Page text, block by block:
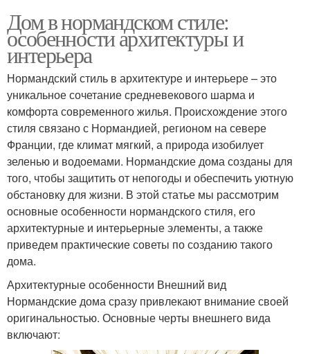
Дом в нормандском стиле:
особенности архитектуры и
интерьера
Нормандский стиль в архитектуре и интерьере – это
уникальное сочетание средневекового шарма и
комфорта современного жилья. Происхождение этого
стиля связано с Нормандией, регионом на севере
Франции, где климат мягкий, а природа изобилует
зеленью и водоемами. Нормандские дома созданы для
того, чтобы защитить от непогоды и обеспечить уютную
обстановку для жизни. В этой статье мы рассмотрим
основные особенности нормандского стиля, его
архитектурные и интерьерные элементы, а также
приведем практические советы по созданию такого
дома.
Архитектурные особенности Внешний вид
Нормандские дома сразу привлекают внимание своей
оригинальностью. Основные черты внешнего вида
включают: